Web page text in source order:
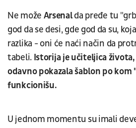
Ne može Arsenalda pređe tu
god da se desi, gde god da su,
razlika - oni će naći način da
tabeli. Istorija je učiteljica života,
odavno pokazala šablon po
funkcionišu.
U jednom momentu su imali